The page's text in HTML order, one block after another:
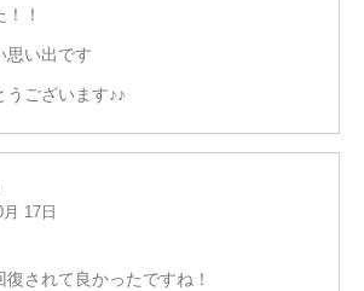
！
思い出です
ございます♪♪
17日
されて良かったですね！